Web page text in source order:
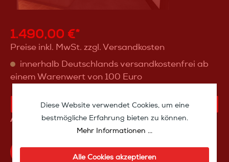
1.490,00 €*
Preise inkl. MwSt. zzgl. Versandkosten
innerhalb Deutschlands versandkostenfrei ab
einem Warenwert von 100 Euro
KAUFANFRAGE
Artikelnummer:SW10019
Produktfrage an das TakeoffMedia24 Team
Diese Website verwendet Cookies, um eine
bestmögliche Erfahrung bieten zu können.
Mehr Informationen ...
Alle Cookies akzeptieren